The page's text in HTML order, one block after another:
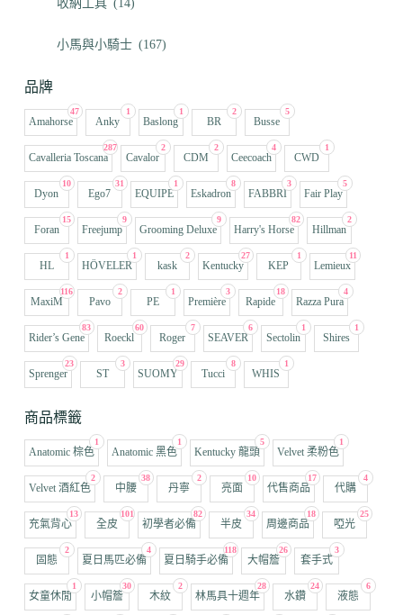
收納工具 (14)
小馬與小騎士 (167)
品牌
47
Amahorse
1
Anky
1
Baslong
2
BR
5
Busse
287
Cavalleria Toscana
2
Cavalor
2
CDM
4
Ceecoach
1
CWD
10
Dyon
31
Ego7
1
EQUIPE
8
Eskadron
3
FABBRI
5
Fair Play
15
Foran
9
Freejump
9
Grooming Deluxe
82
Harry's Horse
2
Hillman
1
HL
1
HÖVELER
2
kask
27
Kentucky
1
KEP
11
Lemieux
116
MaxiM
2
Pavo
1
PE
3
Première
18
Rapide
4
Razza Pura
83
Rider’s Gene
60
Roeckl
7
Roger
6
SEAVER
1
Sectolin
1
Shires
23
Sprenger
3
ST
29
SUOMY
8
Tucci
1
WHIS
商品標籤
1
Anatomic 棕色
1
Anatomic 黑色
5
Kentucky 龍頭
1
Velvet 柔粉色
2
Velvet 酒紅色
38
中腰
2
丹寧
10
亮面
17
代售商品
4
代購
13
充氣背心
101
全皮
82
初學者必備
34
半皮
18
周邊商品
25
啞光
2
固態
4
夏日馬匹必備
118
夏日騎手必備
26
大帽簷
3
套手式
1
女童休閒
30
小帽簷
2
木紋
28
林馬具十週年
24
水鑽
6
液態